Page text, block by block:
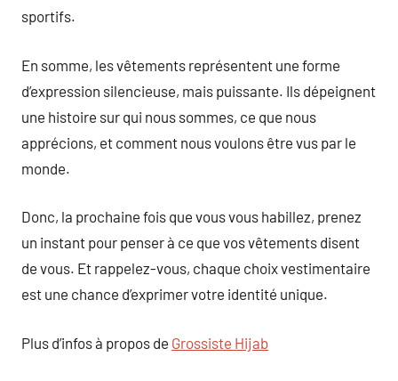
sportifs.
En somme, les vêtements représentent une forme
d’expression silencieuse, mais puissante. Ils dépeignent
une histoire sur qui nous sommes, ce que nous
apprécions, et comment nous voulons être vus par le
monde.
Donc, la prochaine fois que vous vous habillez, prenez
un instant pour penser à ce que vos vêtements disent
de vous. Et rappelez-vous, chaque choix vestimentaire
est une chance d’exprimer votre identité unique.
Plus d’infos à propos de Grossiste Hijab